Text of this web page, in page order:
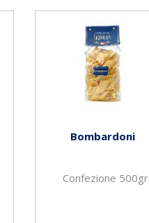
Bombardoni
Confezione 500gr